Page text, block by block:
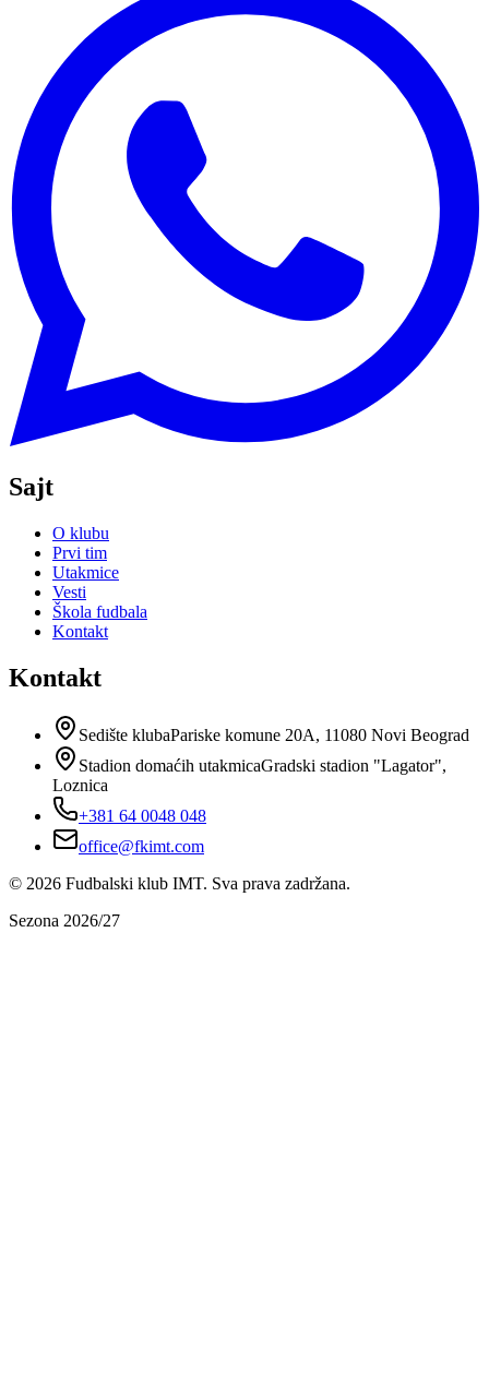
Sajt
O klubu
Prvi tim
Utakmice
Vesti
Škola fudbala
Kontakt
Kontakt
Sedište klubaPariske komune 20A, 11080 Novi Beograd
Stadion domaćih utakmicaGradski stadion "Lagator",
Loznica
+381 64 0048 048
office@fkimt.com
© 2026 Fudbalski klub IMT. Sva prava zadržana.
Sezona 2026/27